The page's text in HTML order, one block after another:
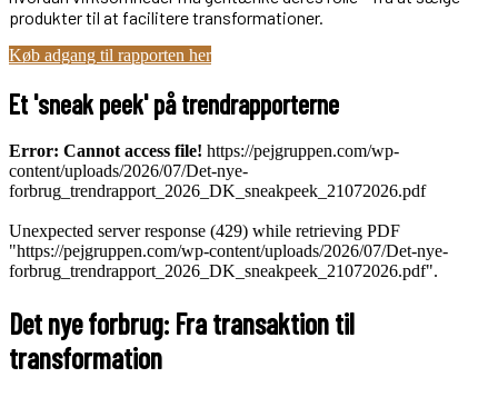
produkter til at facilitere transformationer.
Køb adgang til rapporten her
Et 'sneak peek' på trendrapporterne
Error: Cannot access file! https://pejgruppen.com/wp-
content/uploads/2026/07/Det-nye-
forbrug_trendrapport_2026_DK_sneakpeek_21072026.pdf
Unexpected server response (429) while retrieving PDF
"https://pejgruppen.com/wp-content/uploads/2026/07/Det-nye-
forbrug_trendrapport_2026_DK_sneakpeek_21072026.pdf".
Det nye forbrug: Fra transaktion til
transformation